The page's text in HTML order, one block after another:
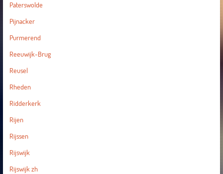
Paterswolde
Pijnacker
Purmerend
Reeuwijk-Brug
Reusel
Rheden
Ridderkerk
Rijen
Rijssen
Rijswijk
Rijswijk zh